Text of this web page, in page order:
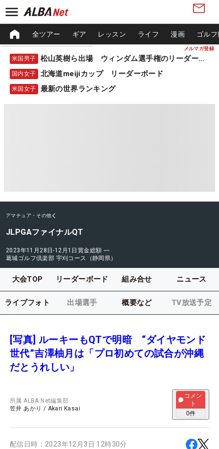
メルマガ登録
全ツアー ギア レッスン ライフ 漫画 ゴル
米国男子 松山英樹ら出場 ウィンダム選手権のリーダーボード
国内女子 北海道meijiカップ リーダーボード
米国女子 最新の世界ランキング
アマチュア・その他
JLPGAファイナルQT
2023年11月28日-12月1日 賞金総額 ―
葛城ゴルフ倶楽部 宇刈コース（静岡県）
大会TOP リーダーボード 組み合せ ニュース
ライブフォト 出場選手 概要など TV放送予定
[写真] ルーキーもQTで明暗 “ダイヤモンド
世代”吉澤柚月は「プロ初めての試合が沖縄
だとうれしい」
所属ALBA Net編集部
笠井 あかり / Akari Kasai
コメン
ト
0件
配信日時： 2023年12月3日 12時30分